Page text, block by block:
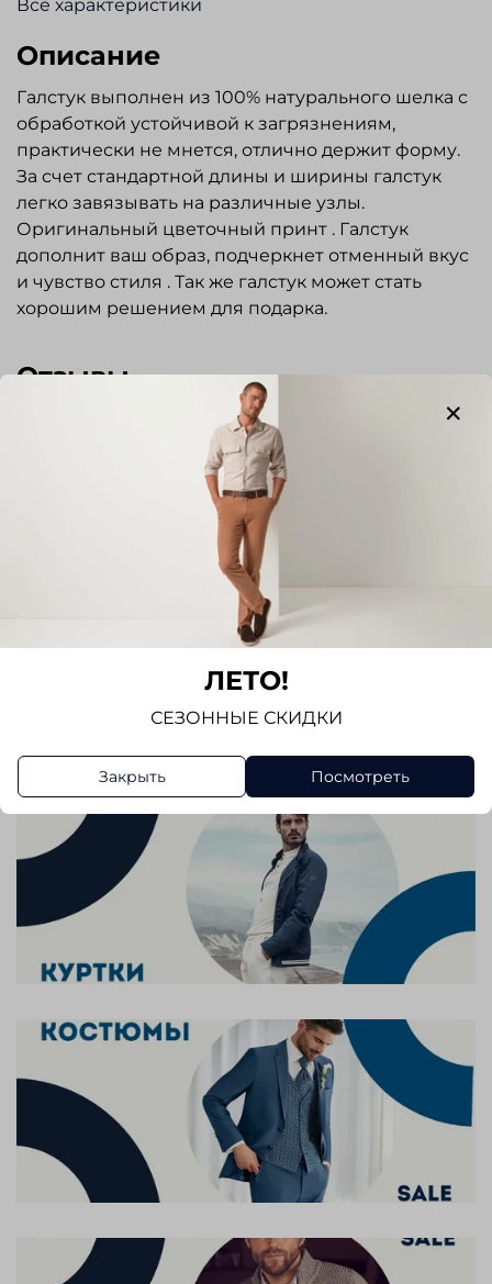
Все характеристики
Описание
Галстук выполнен из 100% натурального шелка с
обработкой устойчивой к загрязнениям,
практически не мнется, отлично держит форму.
За счет стандартной длины и ширины галстук
легко завязывать на различные узлы.
Оригинальный цветочный принт . Галстук
дополнит ваш образ, подчеркнет отменный вкус
и чувство стиля . Так же галстук может стать
хорошим решением для подарка.
Отзывы
Отзывов еще никто не оставлял
ЛЕТО!
СЕЗОННЫЕ СКИДКИ
Закрыть Посмотреть